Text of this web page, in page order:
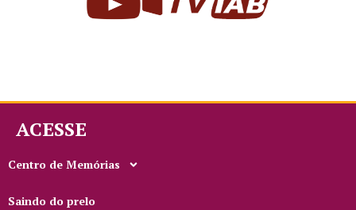
ACESSE
Centro de Memórias
Saindo do prelo